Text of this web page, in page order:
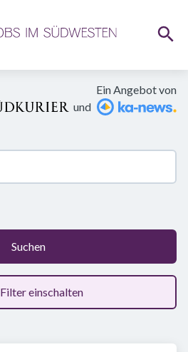
Ein Angebot von
und
Suchen
Filter einschalten